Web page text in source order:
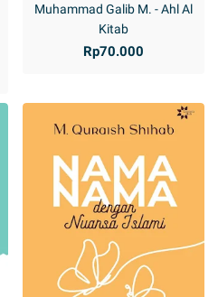
Muhammad Galib M. - Ahl Al
Kitab
Rp70.000